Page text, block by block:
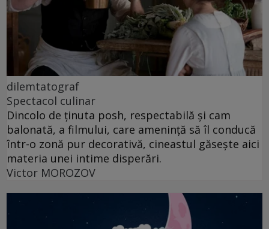
dilemtatograf
Spectacol culinar
Dincolo de ținuta posh, respectabilă și cam
balonată, a filmului, care amenință să îl conducă
într-o zonă pur decorativă, cineastul găsește aici
materia unei intime disperări.
Victor MOROZOV